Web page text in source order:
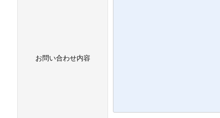
お問い合わせ内容